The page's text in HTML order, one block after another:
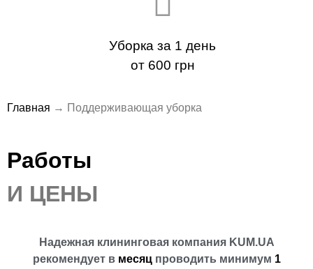
Уборка за 1 день
от 600 грн
Главная → Поддерживающая уборка
Работы
И ЦЕНЫ
Надежная клининговая компания KUM.UA
рекомендует в месяц проводить минимум 1